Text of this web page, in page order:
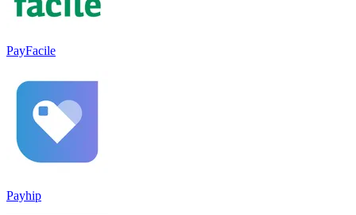
PayFacile
Payhip